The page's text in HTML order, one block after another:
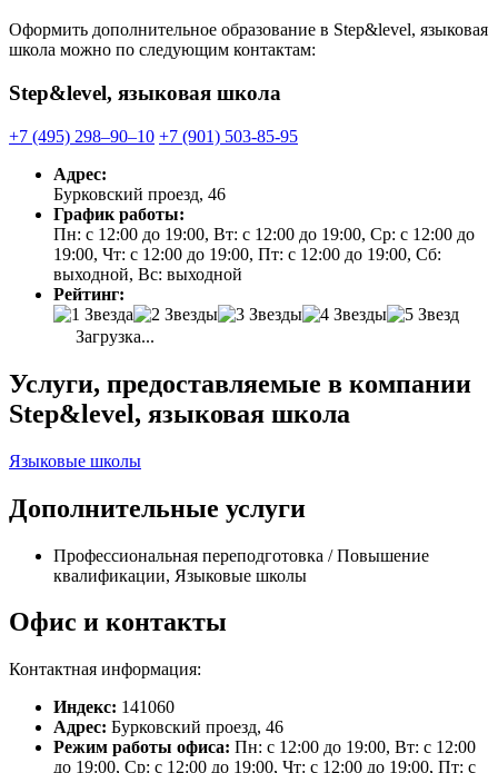
Оформить дополнительное образование в Step&level, языковая
школа можно по следующим контактам:
Step&level, языковая школа
+7 (495) 298‒90‒10 +7 (901) 503-85-95
Адрес:
Бурковский проезд, 46
График работы:
Пн: с 12:00 до 19:00, Вт: с 12:00 до 19:00, Ср: с 12:00 до
19:00, Чт: с 12:00 до 19:00, Пт: с 12:00 до 19:00, Сб:
выходной, Вс: выходной
Рейтинг:
Загрузка...
Услуги, предоставляемые в компании
Step&level, языковая школа
Языковые школы
Дополнительные услуги
Профессиональная переподготовка / Повышение
квалификации, Языковые школы
Офис и контакты
Контактная информация:
Индекс: 141060
Адрес: Бурковский проезд, 46
Режим работы офиса: Пн: с 12:00 до 19:00, Вт: с 12:00
до 19:00, Ср: с 12:00 до 19:00, Чт: с 12:00 до 19:00, Пт: с